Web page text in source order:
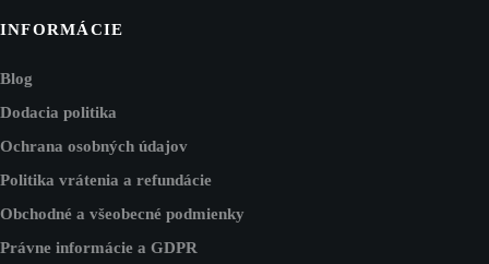
INFORMÁCIE
Blog
Dodacia politika
Ochrana osobných údajov
Politika vrátenia a refundácie
Obchodné a všeobecné podmienky
Právne informácie a GDPR